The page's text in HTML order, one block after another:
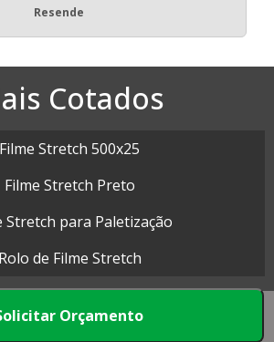
Orçamento
Resende
Cotados
Filme Stretch 500x25
Filme Stretch Preto
Stretch para Paletização
Rolo de Filme Stretch